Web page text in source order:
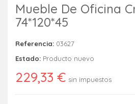
Mueble De Oficina
74*120*45
Referencia: 03627
Estado: Producto nuevo
229,33 € sin impuestos